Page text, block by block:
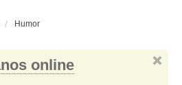
Humor
online